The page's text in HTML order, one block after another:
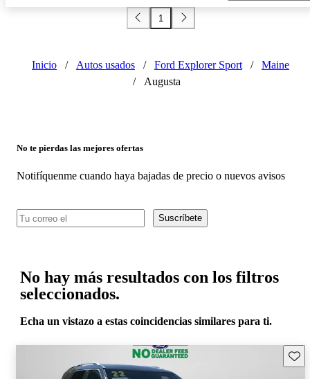
1
Inicio / Autos usados / Ford Explorer Sport /
Maine
/
Augusta
No te pierdas las mejores ofertas
Notifíquenme cuando haya bajadas de precio o nuevos avisos
Suscríbete
No hay más resultados con los filtros
seleccionados.
Echa un vistazo a estas coincidencias similares para ti.